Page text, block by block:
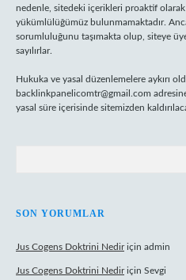
nedenle, sitedeki içerikleri proaktif olarak
yükümlülüğümüz bulunmamaktadır.
sorumluluğunu taşımakta olup, siteye
sayılırlar.
Hukuka ve yasal düzenlemelere aykırı
backlinkpanelicomtr@gmail.com
yasal süre içerisinde sitemizden
SON YORUMLAR
Jus Cogens Doktrini Nediriçin admin
Jus Cogens Doktrini Nediriçin Sevgi